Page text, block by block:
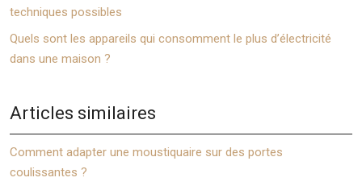
techniques possibles
Quels sont les appareils qui consomment le plus d’électricité
dans une maison ?
Articles similaires
Comment adapter une moustiquaire sur des portes
coulissantes ?